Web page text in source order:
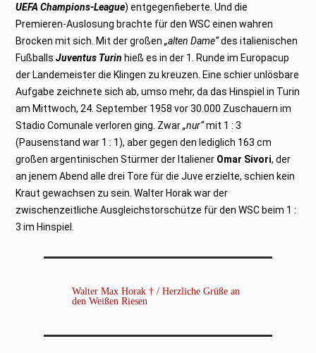
UEFA Champions-League) entgegenfieberte. Und die
Premieren-Auslosung brachte für den WSC einen wahren
Brocken mit sich. Mit der großen „alten Dame“des italienischen
FußballsJuventus Turin hieß es in der 1. Runde im Europacup
der Landemeister die Klingen zu kreuzen. Eine schier unlösbare
Aufgabe zeichnete sich ab, umso mehr, da das Hinspiel in Turin
am Mittwoch, 24. September 1958 vor 30.000 Zuschauern im
Stadio Comunale verloren ging. Zwar„nur“mit 1 : 3
(Pausenstand war 1 : 1), aber gegen den lediglich 163 cm
großen argentinischen Stürmer der Italiener Omar Sivori, der
an jenem Abend alle drei Tore für die Juve erzielte, schien kein
Kraut gewachsen zu sein. Walter Horak war der
zwischenzeitliche Ausgleichstorschütze für den WSC beim 1 :
3 im Hinspiel.
Walter Max Horak † / Herzliche Grüße an
den Weißen Riesen